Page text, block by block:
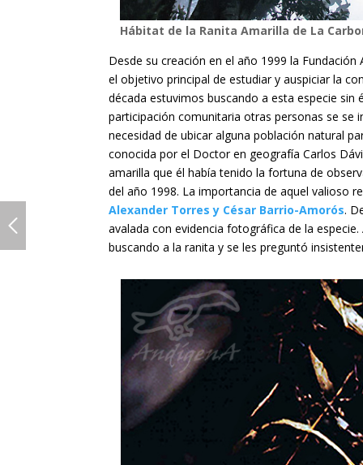
Hábitat de la Ranita Amarilla de La
Desde su creación en el año 1999 la
el objetivo principal de estudiar y auspiciar la
década estuvimos buscando a esta especie
participación comunitaria otras personas se se
necesidad de ubicar alguna población natural
conocida por el Doctor en geografía Carlos
amarilla que él había tenido la fortuna de
del año 1998. La importancia de aquel valioso
Alexander Torres y César Barrio-Amorós.
avalada con evidencia fotográfica de la
buscando a la ranita y se les preguntó